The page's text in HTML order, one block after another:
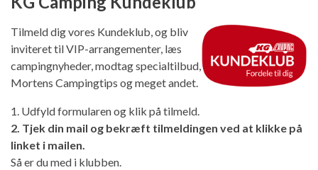
Tilmeld dig vores Kundeklub, og bliv
inviteret til VIP-arrangementer, læs
campingnyheder, modtag specialtilbud,
Mortens Campingtips og meget andet.
1. Udfyld formularen og klik på tilmeld.
2. Tjek din mail og bekræft tilmeldingen ved at klikke på
linket i mailen.
Så er du med i klubben.